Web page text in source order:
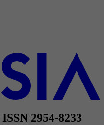
ISSN 2954-8233